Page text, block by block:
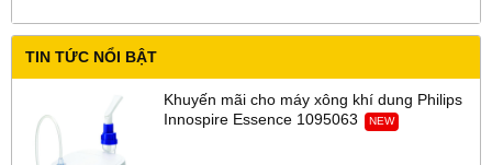
TIN TỨC NỔI BẬT
Khuyến mãi cho máy xông khí dung Philips
Innospire Essence 1095063
NEW